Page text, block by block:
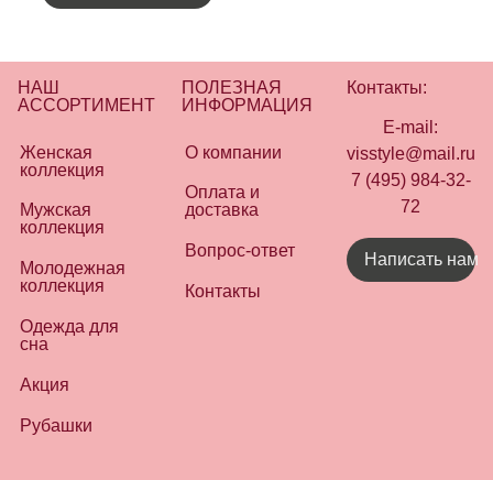
НАШ
АССОРТИМЕНТ
Женская
коллекция
Мужская
коллекция
Молодежная
коллекция
Одежда для
сна
Акция
Рубашки
ПОЛЕЗНАЯ
ИНФОРМАЦИЯ
О компании
Оплата и
доставка
Вопрос-ответ
Контакты
Контакты:
E-mail:
visstyle@mail.ru
7 (495) 984-32-
72
Написать нам